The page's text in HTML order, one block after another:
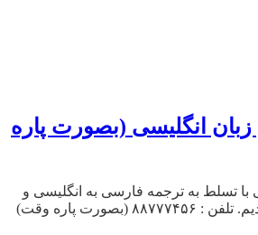
زبان انگلیسی (بصورت پاره
با تسلط به ترجمه فارسی به انگلیسی و
(بصورت پاره وقت)